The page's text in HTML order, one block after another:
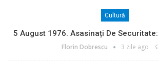
Cultură
5 August 1976. Asasinați De
Florin Dobrescu 3 zile ago